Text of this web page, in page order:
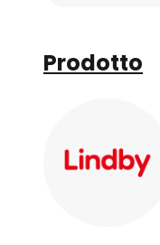
Prodotto